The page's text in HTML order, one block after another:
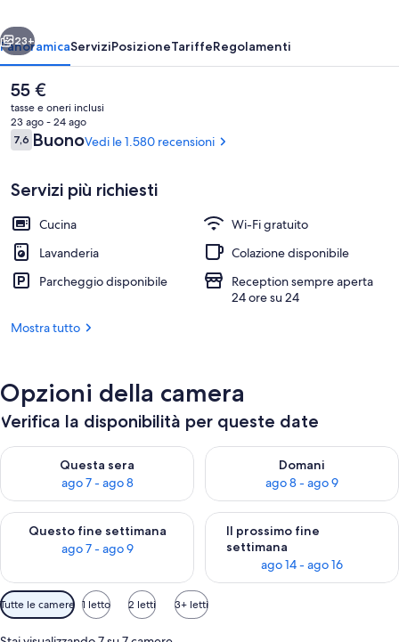
Ingresso interno
Avanti
23+
PanoramicaServiziPosizioneTariffeRegolamenti
Il
prezzo
attuale
è
55 €
55 €
tasse e oneri inclusi
23 ago - 24 ago
Recensioni
7,67,6 su 10
BuonoVedi le 1.580 recensioni
Servizi più richiesti
Cucina
Wi-Fi gratuito
Lavanderia
Colazione disponibile
Parcheggio disponibile
Reception sempre aperta
24 ore su 24
Mostra tutto
Opzioni della camera
Verifica la disponibilità per queste date
Questa sera
ago 7 - ago 8
Verifica la disponibilità per questa sera, ago 7 - ago 8
Domani
ago 8 - ago 9
Verifica la disponibilità per
Questo fine settimana
ago 7 - ago 9
Verifica la disponibilità per questo fine settimana, ago 7 - ago
Il prossimo fine
settimana
ago 14 - ago 16
Verifica la disponibilità per il
Filtri
disponibili
per
Tutte le camere 1 letto 2 letti 3+ letti